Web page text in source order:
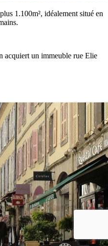
1.100m², idéalement situé en
un immeuble rue Elie